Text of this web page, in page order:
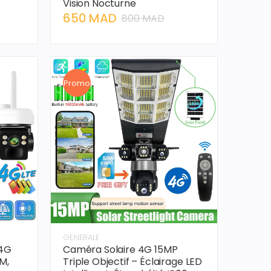
Vision Nocturne
650 MAD 800 MAD
Promo
GENERALE
Caméra Solaire 4G 15MP
Triple Objectif – Éclairage LED